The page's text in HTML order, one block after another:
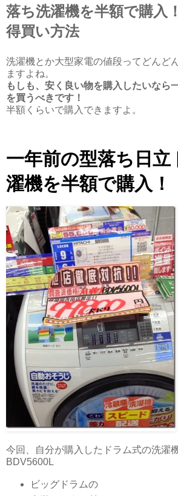
落ち洗濯機を半額で購入
得買い方法
洗濯機とか大型家電の値段ってどんど
ますよね。
もしも、安く良い物を購入したいなら
を買うべきです！
半額くらいで購入できますよ。
一年前の型落ち日立
濯機を半額で購入！
今回、自分が購入したドラム式の洗濯
BDV5600L
ビッグドラムの